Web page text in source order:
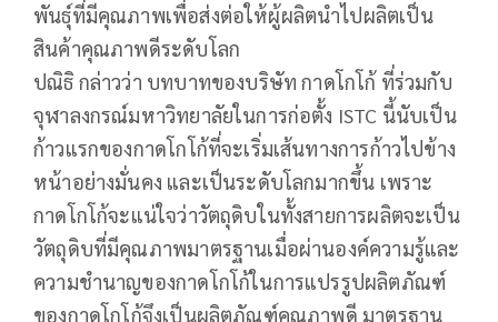
พันธุ์ที่มีคุณภาพเพื่อส่งต่อให้ผู้ผลิตนำไปผลิตเป็น
สินค้าคุณภาพดีระดับโลก
ปณิธิ กล่าวว่า บทบาทของบริษัท กาดโกโก้ ที่ร่วมกับ
จุฬาลงกรณ์มหาวิทยาลัยในการก่อตั้ง ISTC นี้นับเป็น
ก้าวแรกของกาดโกโก้ที่จะเริ่มเส้นทางการก้าวไปข้าง
หน้าอย่างมั่นคง และเป็นระดับโลกมากขึ้น เพราะ
กาดโกโก้จะแน่ใจว่าวัตถุดิบในทั้งสายการผลิตจะเป็น
วัตถุดิบที่มีคุณภาพมาตรฐานเมื่อผ่านองค์ความรู้และ
ความชำนาญของกาดโกโก้ในการแปรรูปผลิตภัณฑ์
ของกาดโกโก้จึงเป็นผลิตภัณฑ์คุณภาพดี มาตรฐาน